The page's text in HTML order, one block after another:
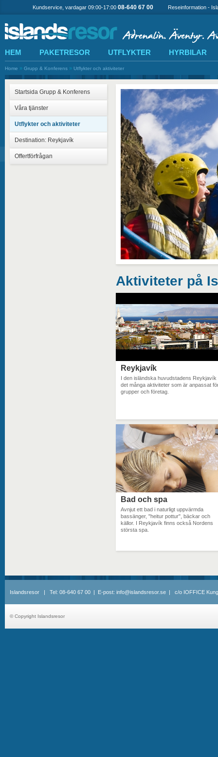
Home » Grupp & Konferens » Utflykter och aktiviteter
Aktiviteter på
Reykjavík
I den isländska huvudstadens Reykjavík
det många aktiviteter som är anpassat
grupper och företag.
Bad och spa
Avnjut ett bad i naturligt uppvärmda
bassänger, "heitur pottur", bäckar och
källor. I Reykjavík finns också Nordens
största spa.
Startsida Grupp & Konferens
Våra tjänster
Utflykter och aktiviteter
Destination: Reykjavík
Offertförfrågan
HEM PAKETRESOR UTFLYKTER HYRBILAR
Reseinformation -
Kundservice, vardagar 09:00-17:00 08-640 67 00
Islandsresor | Tel: 08-640 67 00 | E-post: info@islandsresor.se | c/o IOFFICE
© Copyright Islandsresor